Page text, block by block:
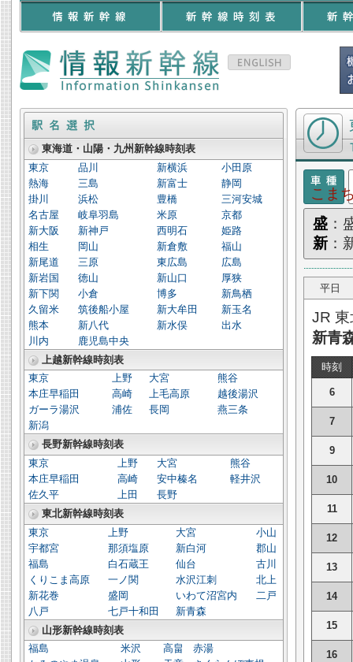
東北新幹線
こま
盛 ：
新 ：
平日
JR
新青
時刻
6
7
9
10
11
12
13
14
15
16
東海道・山陽・九州新幹線時刻表
東京
品川 新横浜
小田原
熱海
三島 新富士
静岡
掛川
浜松 豊橋
三河安城
名古屋
岐阜羽島 米原
京都
新大阪
新神戸 西明石
姫路
相生
岡山 新倉敷
福山
新尾道
三原 東広島
広島
新岩国
徳山 新山口
厚狭
新下関
小倉 博多
新鳥栖
久留米
筑後船小屋 新大牟田
新玉名
熊本
新八代 新水俣
出水
川内
鹿児島中央
上越新幹線時刻表
東京
上野 大宮
熊谷
本庄早稲田
高崎 上毛高原
越後湯沢
ガーラ湯沢
浦佐 長岡
燕三条
新潟
長野新幹線時刻表
東京
上野 大宮
熊谷
本庄早稲田
高崎 安中榛名
軽井沢
佐久平
上田
長野
東北新幹線時刻表
東京
上野 大宮
小山
宇都宮
那須塩原 新白河
郡山
福島
白石蔵王 仙台
古川
くりこま高原
一ノ関 水沢江刺
北上
新花巻
盛岡 いわて沼宮内
二戸
八戸
七戸十和田
新青森
山形新幹線時刻表
福島
米沢 高畠
赤湯